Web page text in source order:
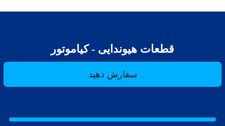
قطعات هیوندایی - کیاموتور
سفارش دهید